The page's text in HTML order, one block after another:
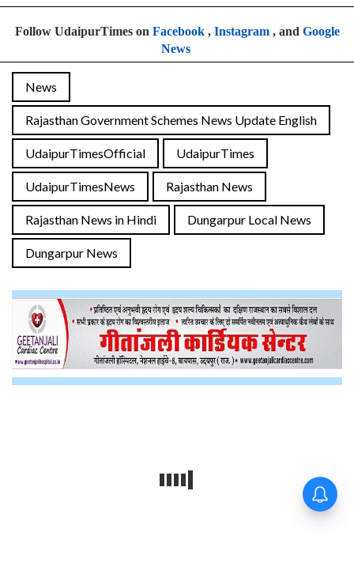
Follow UdaipurTimes on Facebook, Instagram, and Google
News
News
Rajasthan Government Schemes News Update English
UdaipurTimesOfficial UdaipurTimes
UdaipurTimesNews Rajasthan News
Rajasthan News in Hindi Dungarpur Local News
Dungarpur News